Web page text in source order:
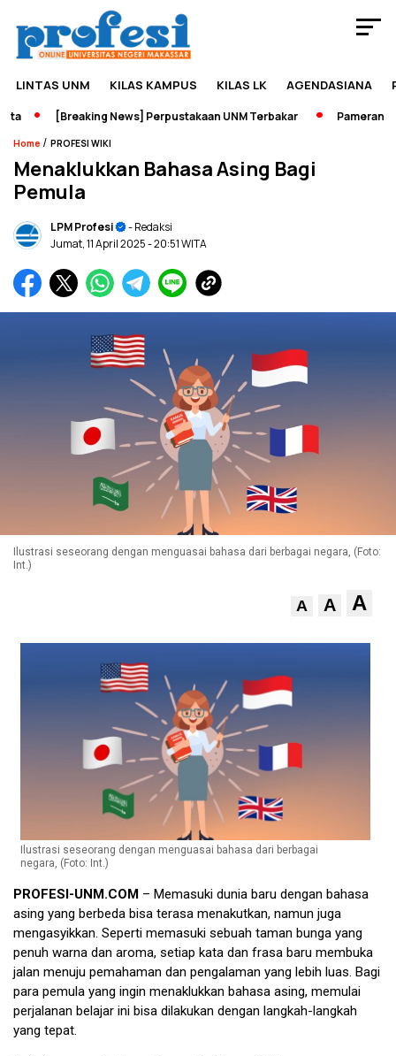
LINTAS UNM KILAS KAMPUS KILAS LK AGENDASIANA
[Breaking News] Perpustakaan UNM Terbakar Pameran
Home / PROFESI WIKI
Menaklukkan Bahasa Asing Bagi
Pemula
LPM Profesi
- Redaksi
Jumat, 11 April 2025- 20:51 WITA
Ilustrasi seseorang dengan menguasai bahasa dari berbagai negara, (Foto:
Int.)
A A A
Ilustrasi seseorang dengan menguasai bahasa dari berbagai
negara, (Foto: Int.)
PROFESI-UNM.COM – Memasuki dunia baru dengan bahasa
asing yang berbeda bisa terasa menakutkan, namun juga
mengasyikkan. Seperti memasuki sebuah taman bunga yang
penuh warna dan aroma, setiap kata dan frasa baru membuka
jalan menuju pemahaman dan pengalaman yang lebih luas. Bagi
para pemula yang ingin menaklukkan bahasa asing, memulai
perjalanan belajar ini bisa dilakukan dengan langkah-langkah
yang tepat.